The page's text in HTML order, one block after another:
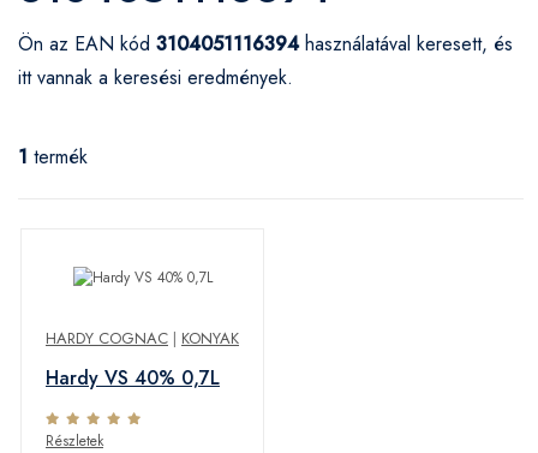
Ön az EAN kód 3104051116394használatával keresett, és
itt vannak a keresési eredmények.
1 termék
HARDY COGNAC | KONYAK
Hardy VS 40% 0,7L
Részletek